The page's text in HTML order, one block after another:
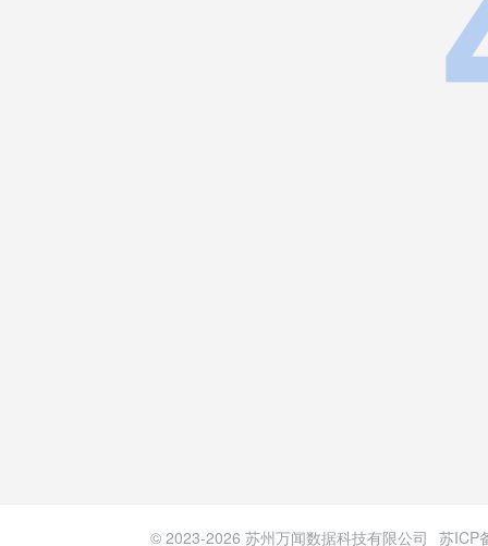
© 2023-2026 苏州万闻数据科技有限公司 苏ICP